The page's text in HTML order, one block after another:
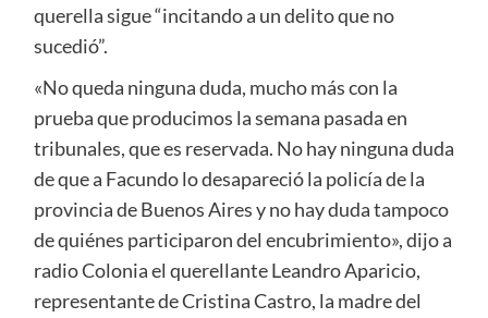
querella sigue “incitando a un delito que no
sucedió”.
«No queda ninguna duda, mucho más con la
prueba que producimos la semana pasada en
tribunales, que es reservada. No hay ninguna duda
de que a Facundo lo desapareció la policía de la
provincia de Buenos Aires y no hay duda tampoco
de quiénes participaron del encubrimiento», dijo a
radio Colonia el querellante Leandro Aparicio,
representante de Cristina Castro, la madre del